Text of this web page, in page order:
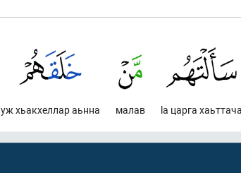
lа царга хаьттача
малав
уж хьакхеллар аьнна